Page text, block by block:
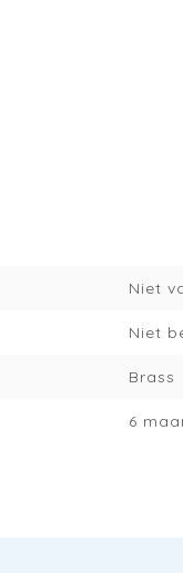
Niet
Niet
Brass
6